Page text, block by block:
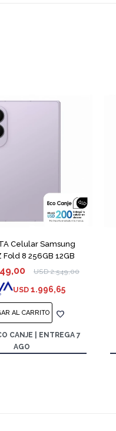
Celular Samsung
Fold 8 256GB 12GB
LavanderUSD 2.549,00
USD 1.996,65
CANJE | ENTREGA 7
AGO
COMPARAR